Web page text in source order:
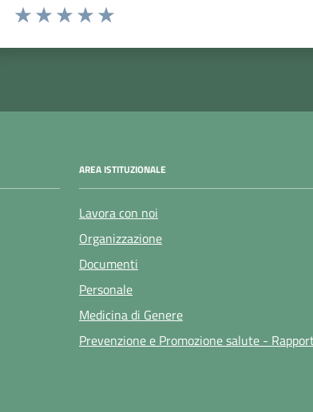
Rating:
AREA ISTITUZIONALE
Lavora con noi
Organizzazione
Documenti
Personale
Medicina di Genere
Prevenzione e Promozione salute -